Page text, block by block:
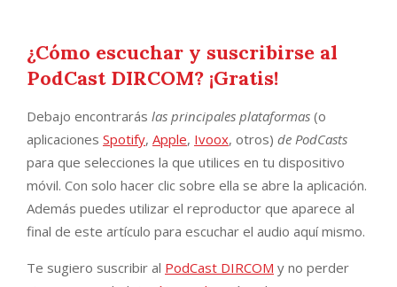
¿Cómo escuchar y suscribirse al
PodCast DIRCOM? ¡Gratis!
Debajo encontrarás las principales plataformas (o
aplicaciones Spotify, Apple, Ivoox, otros) de PodCasts
para que selecciones la que utilices en tu dispositivo
móvil. Con solo hacer clic sobre ella se abre la aplicación.
Además puedes utilizar el reproductor que aparece al
final de este artículo para escuchar el audio aquí mismo.
Te sugiero suscribir al PodCast DIRCOM y no perder